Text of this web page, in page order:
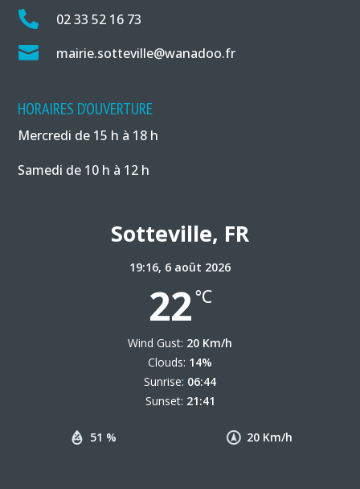
 02 33 52 16 73
 mairie.sotteville@wanadoo.fr
HORAIRES D’OUVERTURE
Mercredi de 15 h à 18 h
Samedi de 10 h à 12 h
Sotteville, FR
19:16, 6 août 2026
22°C
51 % 20 Km/h
Wind Gust: 20 Km/h
Clouds: 14%
Sunrise: 06:44
Sunset: 21:41